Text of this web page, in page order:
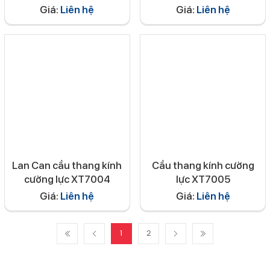
Giá: Liên hệ
Giá: Liên hệ
Lan Can cầu thang kính
cường lực XT7004
Giá: Liên hệ
Cầu thang kính cường
lực XT7005
Giá: Liên hệ
1 2